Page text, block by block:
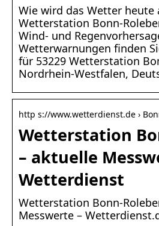
Wie wird das Wetter heute
Wetterstation Bonn-
Wind- und
Wetterwarnungen finden
für 53229 Wetterstation
Nordrhein-Westfalen,
http s://www.wetterdienst.de ›
Wetterstation
– aktuelle
Wetterdienst
Wetterstation Bonn-
Messwerte –